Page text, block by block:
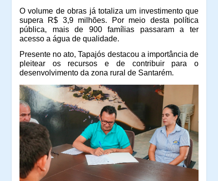
O volume de obras já totaliza um investimento que
supera R$ 3,9 milhões. Por meio desta política
pública, mais de 900 famílias passaram a ter
acesso a água de qualidade.
Presente no ato, Tapajós destacou a importância de
pleitear os recursos e de contribuir para o
desenvolvimento da zona rural de Santarém.